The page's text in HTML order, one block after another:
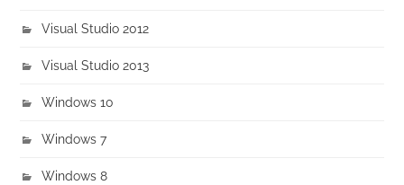
Visual Studio 2012
Visual Studio 2013
Windows 10
Windows 7
Windows 8